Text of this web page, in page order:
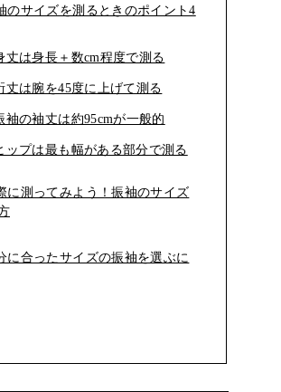
サイズを測るときのポイント4
は身長＋数cm程度で測る
は腕を45度に上げて測る
の袖丈は約95cmが一般的
プは最も幅がある部分で測る
測ってみよう！振袖のサイズ
合ったサイズの振袖を選ぶに